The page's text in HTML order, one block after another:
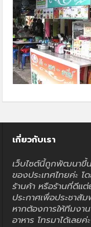
เกี่ยวกับเรา
เว็บไซต์นี้ถูกพัฒนาขึ้
ของประเทศไทยค่ะ โ
ร้านค้า หรือร้านที่ดีแ
ประกาศเพื่อประชาสั
หากต้องการให้ทีมง
อาหาร โทรมาได้เลย